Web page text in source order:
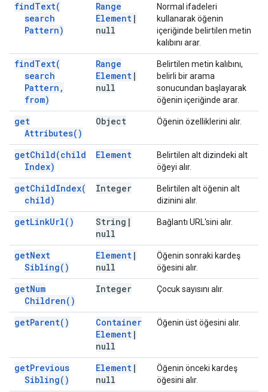
findText(
search
Pattern)
Range
Element |
null
Normal ifadeleri
kullanarak öğenin
içeriğinde belirtilen metin
kalıbını arar.
findText(
search
Pattern ,
from)
Range
Element |
null
Belirtilen metin kalıbını,
belirli bir arama
sonucundan başlayarak
öğenin içeriğinde arar.
get
Attributes( )
Object Öğenin özelliklerini alır.
getChild(child
Index)
Element
Belirtilen alt dizindeki alt
öğeyi alır.
getChildIndex(
child)
Integer
Belirtilen alt öğenin alt
dizinini alır.
getLinkUrl( ) String |
null
Bağlantı URL'sini alır.
getNext
Sibling( )
Element |
null
Öğenin sonraki kardeş
öğesini alır.
getNum
Children( )
Integer Çocuk sayısını alır.
getParent( )
Container
Element |
null
Öğenin üst öğesini alır.
getPrevious
Sibling( )
Element |
null
Öğenin önceki kardeş
öğesini alır.